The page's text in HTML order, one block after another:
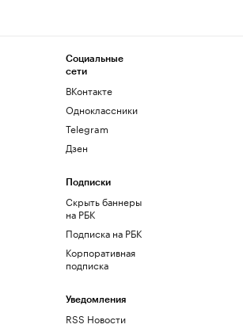
Социальные
сети
ВКонтакте
Одноклассники
Telegram
Дзен
Подписки
Скрыть баннеры
на РБК
Подписка на РБК
Корпоративная
подписка
Уведомления
RSS Новости